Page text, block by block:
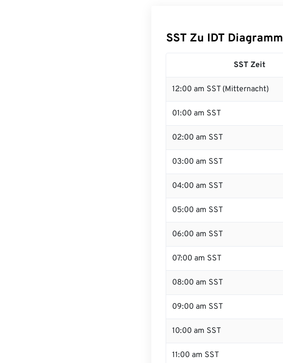
SST Zu IDT Diagramm
SST Zeit
12:00 am SST (Mitternacht)
01:00 am SST
02:00 am SST
03:00 am SST
04:00 am SST
05:00 am SST
06:00 am SST
07:00 am SST
08:00 am SST
09:00 am SST
10:00 am SST
11:00 am SST